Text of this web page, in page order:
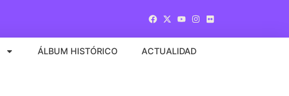
ÁLBUM HISTÓRICO ACTUALIDAD